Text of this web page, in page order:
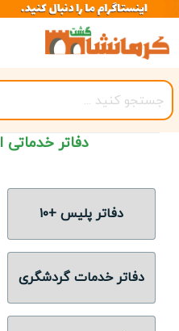
صفحه
اصلی
کرمانشاه
مجموعه
روستاهای
هدف
اقامتگاه
دفاتر خدماتی
دفاتر پلیس +۱۰
دفاتر خدمات گردشگری